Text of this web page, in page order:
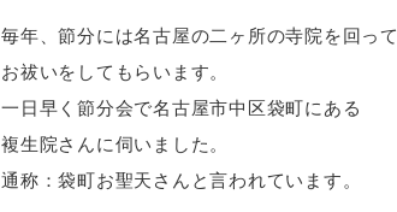
毎年、節分には名古屋の二ヶ所の寺院を回って
お祓いをしてもらいます。
一日早く節分会で名古屋市中区袋町にある
複生院さんに伺いました。
通称：袋町お聖天さんと言われています。